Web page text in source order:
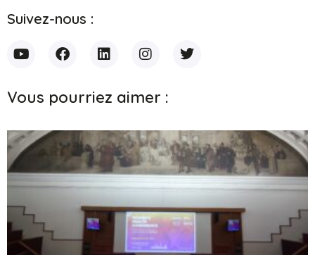
Suivez-nous :
Vous pourriez aimer :